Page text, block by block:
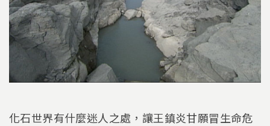
化石世界有什麼迷人之處，讓王鎮炎甘願冒生命危